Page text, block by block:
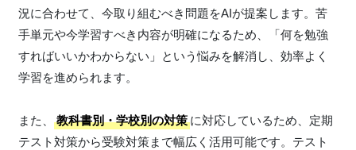
況に合わせて、今取り組むべき問題をAIが提案します。苦
手単元や今学習すべき内容が明確になるため、「何を勉強
すればいいかわからない」という悩みを解消し、効率よく
学習を進められます。
また、 教科書別・学校別の対策に対応しているため、定期
テスト対策から受験対策まで幅広く活用可能です。テスト